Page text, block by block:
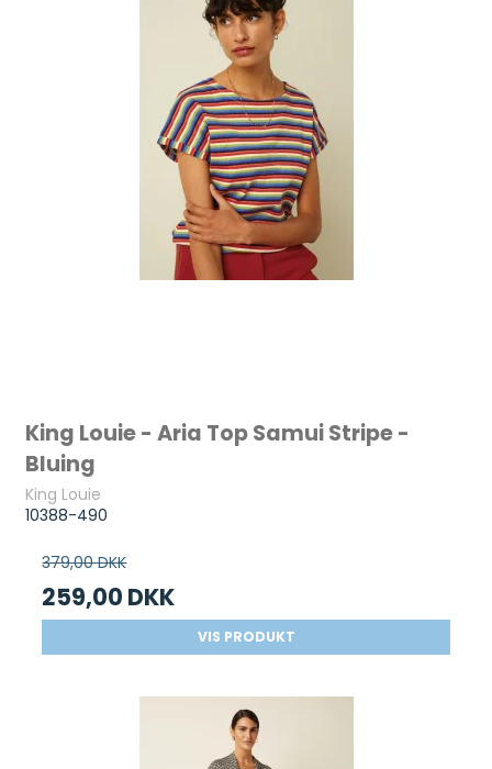
King Louie - Aria Top Samui Stripe -
Bluing
King Louie
10388-490
379,00 DKK
259,00 DKK
VIS PRODUKT